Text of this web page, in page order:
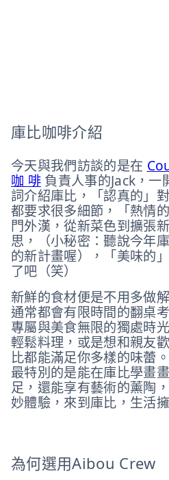
庫比咖啡介紹
今天與我們訪談的是在
咖 啡負責人事的Jack，一
詞介紹庫比，「認真的」
都要求很多細節，「熱情
門外漢，從新菜色到擴張
思，（小秘密：聽說今年
的新計畫喔），「美味的
了吧（笑）
新鮮的食材便是不用多做
通常都會有限時間的翻桌
專屬與美食無限的獨處時
輕鬆料理，或是想和親友
比都能滿足你多樣的味蕾
最特別的是能在庫比學畫
足，還能享有藝術的薰陶
妙體驗，來到庫比，生活
為何選用Aibou Crew